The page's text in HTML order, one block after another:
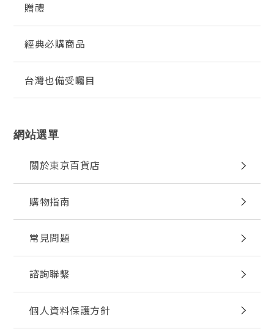
贈禮
經典必購商品
台灣也備受矚目
網站選單
關於東京百貨店
購物指南
常見問題
諮詢聯繫
個人資料保護方針